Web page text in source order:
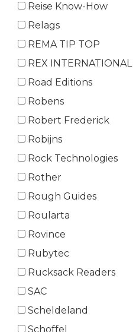
Reise Know-How
Relags
REMA TIP TOP
REX INTERNATIONAL
Road Editions
Robens
Robert Frederick
Robijns
Rock Technologies
Rother
Rough Guides
Roularta
Rovince
Rubytec
Rucksack Readers
SAC
Scheldeland
Schoffel